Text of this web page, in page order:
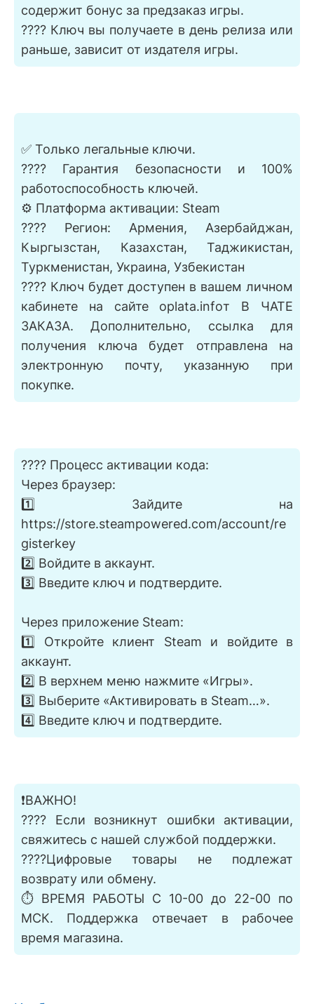
содержит бонус за предзаказ игры.
???? Ключ вы получаете в день релиза или
раньше, зависит от издателя игры.
✅ Только легальные ключи.
???? Гарантия безопасности и 100%
работоспособность ключей.
⚙️ Платформа активации: Steam
???? Регион: Армения, Азербайджан,
Кыргызстан, Казахстан, Таджикистан,
Туркменистан, Украина, Узбекистан
???? Ключ будет доступен в вашем личном
кабинете на сайте oplata.infoт В ЧАТЕ
ЗАКАЗА. Дополнительно, ссылка для
получения ключа будет отправлена на
электронную почту, указанную при
покупке.
???? Процесс активации кода:
Через браузер:
1️⃣ Зайдите на
https://store.steampowered.com/account/re
gisterkey
2️⃣ Войдите в аккаунт.
3️⃣ Введите ключ и подтвердите.
Через приложение Steam:
1️⃣ Откройте клиент Steam и войдите в
аккаунт.
2️⃣ В верхнем меню нажмите «Игры».
3️⃣ Выберите «Активировать в Steam…».
4️⃣ Введите ключ и подтвердите.
❗ВАЖНО!
???? Если возникнут ошибки активации,
свяжитесь с нашей службой поддержки.
????Цифровые товары не подлежат
возврату или обмену.
⏱️ ВРЕМЯ РАБОТЫ С 10-00 до 22-00 по
МСК. Поддержка отвечает в рабочее
время магазина.